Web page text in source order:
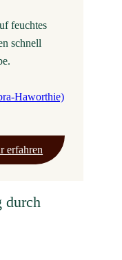
feuchtes
schnell
Haworthie)
erfahren
durch